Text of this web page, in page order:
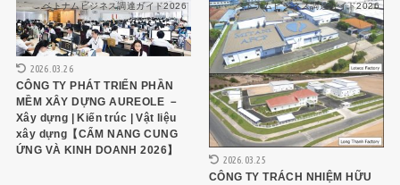
ベトナムビジネス調達ガイド2026
2026.03.26
CÔNG TY PHÁT TRIỂN PHẦN
MỀM XÂY DỰNG AUREOLE －
Xây dựng | Kiến trúc | Vật liệu
xây dựng【CẨM NANG CUNG
ỨNG VÀ KINH DOANH 2026】
ベトナムビジネス調達ガイド2026
2026.03.25
CÔNG TY TRÁCH NHIỆM HỮU